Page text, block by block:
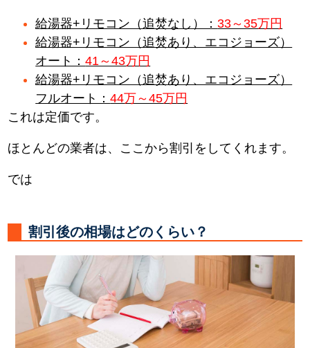
給湯器+リモコン（追焚なし）：33～35万円
給湯器+リモコン（追焚あり、エコジョーズ）
オート：41～43万円
給湯器+リモコン（追焚あり、エコジョーズ）
フルオート：44万～45万円
これは定価です。
ほとんどの業者は、ここから割引をしてくれます。
では
割引後の相場はどのくらい？